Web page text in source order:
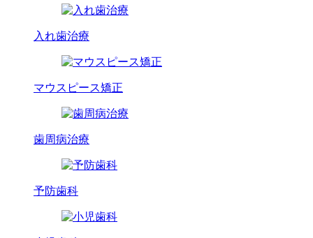
入れ歯治療
マウスピース矯正
歯周病治療
予防歯科